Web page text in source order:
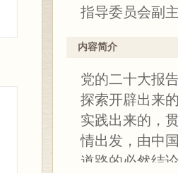
指导委员会副
内容简介
党的二十大报
探索开辟出来
实践出来的，
情出发，由中
道路的必然结